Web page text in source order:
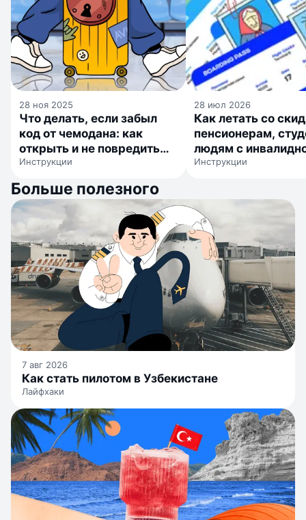
28 ноя 2025
Что делать, если забыл
код от чемодана: как
открыть и не повредить
замок
Инструкции
28 июл 2026
Как летать со
пенсионерам,
людям с
детям
Инструкции
Больше полезного
7 авг 2026
Как стать пилотом в Узбекистане
Лайфхаки